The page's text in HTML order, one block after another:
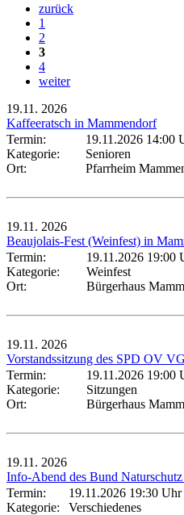
zurück
1
2
3
4
weiter
19.11. 2026
Kaffeeratsch in Mammendorf
Termin:
19.11.2026 14:00
Kategorie:
Senioren
Ort:
Pfarrheim
19.11. 2026
Beaujolais-Fest (Weinfest) in
Termin:
19.11.2026 19:00
Kategorie:
Weinfest
Ort:
Bürgerhaus
19.11. 2026
Vorstandssitzung des SPD OV
Termin:
19.11.2026 19:00
Kategorie:
Sitzungen
Ort:
Bürgerhaus
19.11. 2026
Info-Abend des Bund
Termin:
19.11.2026 19:30 Uhr
Kategorie:
Verschiedenes